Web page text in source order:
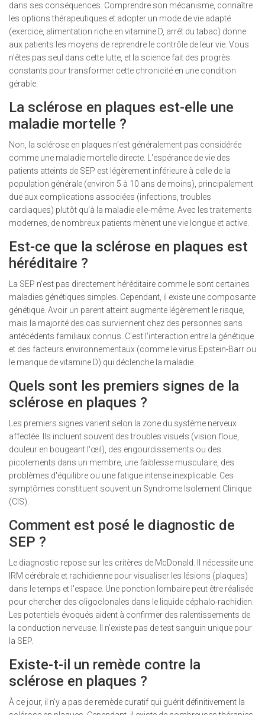
dans ses conséquences. Comprendre son mécanisme, connaître
les options thérapeutiques et adopter un mode de vie adapté
(exercice, alimentation riche en vitamine D, arrêt du tabac) donne
aux patients les moyens de reprendre le contrôle de leur vie. Vous
n'êtes pas seul dans cette lutte, et la science fait des progrès
constants pour transformer cette chronicité en une condition
gérable.
La sclérose en plaques est-elle une
maladie mortelle ?
Non, la sclérose en plaques n'est généralement pas considérée
comme une maladie mortelle directe. L'espérance de vie des
patients atteints de SEP est légèrement inférieure à celle de la
population générale (environ 5 à 10 ans de moins), principalement
due aux complications associées (infections, troubles
cardiaques) plutôt qu'à la maladie elle-même. Avec les traitements
modernes, de nombreux patients mènent une vie longue et active.
Est-ce que la sclérose en plaques est
héréditaire ?
La SEP n'est pas directement héréditaire comme le sont certaines
maladies génétiques simples. Cependant, il existe une composante
génétique. Avoir un parent atteint augmente légèrement le risque,
mais la majorité des cas surviennent chez des personnes sans
antécédents familiaux connus. C'est l'interaction entre la génétique
et des facteurs environnementaux (comme le virus Epstein-Barr ou
le manque de vitamine D) qui déclenche la maladie.
Quels sont les premiers signes de la
sclérose en plaques ?
Les premiers signes varient selon la zone du système nerveux
affectée. Ils incluent souvent des troubles visuels (vision floue,
douleur en bougeant l'œil), des engourdissements ou des
picotements dans un membre, une faiblesse musculaire, des
problèmes d'équilibre ou une fatigue intense inexplicable. Ces
symptômes constituent souvent un Syndrome Isolement Clinique
(CIS).
Comment est posé le diagnostic de
SEP ?
Le diagnostic repose sur les critères de McDonald. Il nécessite une
IRM cérébrale et rachidienne pour visualiser les lésions (plaques)
dans le temps et l'espace. Une ponction lombaire peut être réalisée
pour chercher des oligoclonales dans le liquide céphalo-rachidien.
Les potentiels évoqués aident à confirmer des ralentissements de
la conduction nerveuse. Il n'existe pas de test sanguin unique pour
la SEP.
Existe-t-il un remède contre la
sclérose en plaques ?
À ce jour, il n'y a pas de remède curatif qui guérit définitivement la